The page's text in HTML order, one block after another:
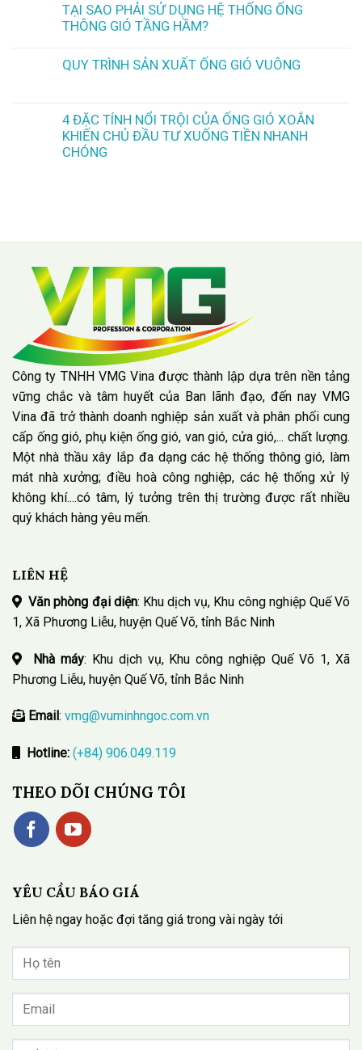
TẠI SAO PHẢI SỬ DỤNG HỆ THỐNG ỐNG
THÔNG GIÓ TẦNG HẦM?
QUY TRÌNH SẢN XUẤT ỐNG GIÓ VUÔNG
4 ĐẶC TÍNH NỔI TRỘI CỦA ỐNG GIÓ XOẮN
KHIẾN CHỦ ĐẦU TƯ XUỐNG TIỀN NHANH
CHÓNG
Công ty TNHH VMG Vina được thành lập dựa trên nền tảng
vững chắc và tâm huyết của Ban lãnh đạo, đến nay VMG
Vina đã trở thành doanh nghiệp sản xuất và phân phối cung
cấp ống gió, phụ kiện ống gió, van gió, cửa gió,... chất lượng.
Một nhà thầu xây lắp đa dạng các hệ thống thông gió, làm
mát nhà xưởng; điều hoà công nghiệp, các hệ thống xử lý
không khí....có tâm, lý tưởng trên thị trường được rất nhiều
quý khách hàng yêu mến.
LIÊN HỆ
Văn phòng đại diện: Khu dịch vụ, Khu công nghiệp Quế Võ
1, Xã Phương Liễu, huyện Quế Võ, tỉnh Bắc Ninh
Nhà máy: Khu dịch vụ, Khu công nghiệp Quế Võ 1, Xã
Phương Liễu, huyện Quế Võ, tỉnh Bắc Ninh
Email : vmg@vuminhngoc.com.vn
Hotline: (+84) 906.049.119
THEO DÕI CHÚNG TÔI
YÊU CẦU BÁO GIÁ
Liên hệ ngay hoặc đợi tăng giá trong vài ngày tới